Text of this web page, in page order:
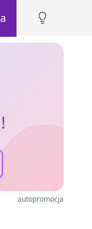
autopromocja